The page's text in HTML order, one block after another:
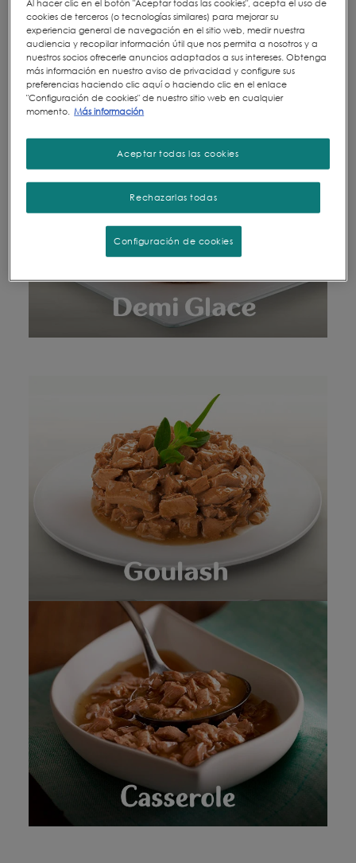
Al hacer clic en el botón "Aceptar todas las cookies", acepta el uso de
cookies de terceros (o tecnologías similares) para mejorar su
experiencia general de navegación en el sitio web, medir nuestra
audiencia y recopilar información útil que nos permita a nosotros y a
nuestros socios ofrecerle anuncios adaptados a sus intereses. Obtenga
más información en nuestro aviso de privacidad y configure sus
preferencias haciendo clic aquí o haciendo clic en el enlace
"Configuración de cookies" de nuestro sitio web en cualquier
momento. Más información
Rechazarlas todas
Aceptar todas las cookies
Configuración de cookies